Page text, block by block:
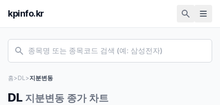
kpinfo.kr
홈>DL>지분변동
DL 지분변동 종가 차트